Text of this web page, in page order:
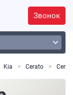
Звонок
Kia Cerato